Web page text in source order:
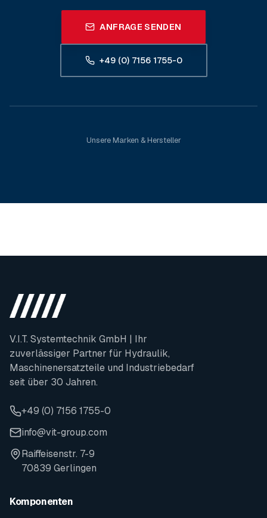
ANFRAGE SENDEN
+49 (0) 7156 1755-0
Unsere Marken & Hersteller
V.I.T. Systemtechnik GmbH | Ihr
zuverlässiger Partner für Hydraulik,
Maschinenersatzteile und Industriebedarf
seit über 30 Jahren.
+49 (0) 7156 1755-0
info@vit-group.com
Raiffeisenstr. 7-9
70839 Gerlingen
Komponenten